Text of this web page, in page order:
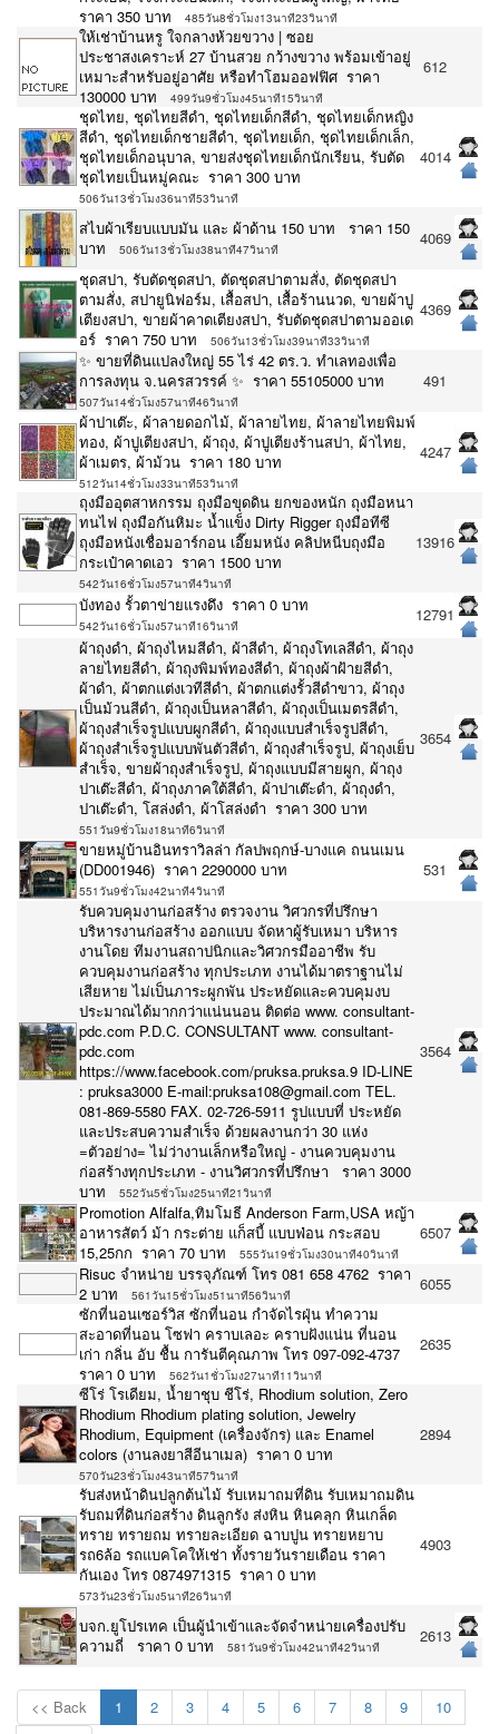
ราคา 350 บาท
485วัน8ชั่วโมง13นาที23วินาที
ให้เช่าบ้านหรู ใจกลางห้วยขวาง | ซอย
ประชาสงเคราะห์ 27 บ้านสวย กว้างขวาง พร้อมเข้าอยู่
เหมาะสำหรับอยู่อาศัย หรือทำโฮมออฟฟิศ ราคา
130000 บาท
499วัน9ชั่วโมง45นาที15วินาที
612
ชุดไทย, ชุดไทยสีดำ, ชุดไทยเด็กสีดำ, ชุดไทยเด็กหญิง
สีดำ, ชุดไทยเด็กชายสีดำ, ชุดไทยเด็ก, ชุดไทยเด็กเล็ก,
ชุดไทยเด็กอนุบาล, ขายส่งชุดไทยเด็กนักเรียน, รับตัด
ชุดไทยเป็นหมู่คณะ ราคา 300 บาท
506วัน13ชั่วโมง36นาที53วินาที
4014
สไบผ้าเรียบแบบมัน และ ผ้าด้าน 150 บาท ราคา 150
บาท
506วัน13ชั่วโมง38นาที47วินาที
4069
ชุดสปา, รับตัดชุดสปา, ตัดชุดสปาตามสั่ง, ตัดชุดสปา
ตามสั่ง, สปายูนิฟอร์ม, เสื้อสปา, เสื้อร้านนวด, ขายผ้าปู
เตียงสปา, ขายผ้าคาดเตียงสปา, รับตัดชุดสปาตามออเด
อร์ ราคา 750 บาท
506วัน13ชั่วโมง39นาที33วินาที
4369
✨ ขายที่ดินแปลงใหญ่ 55 ไร่ 42 ตร.ว. ทำเลทองเพื่อ
การลงทุน จ.นครสวรรค์ ✨ ราคา 55105000 บาท
507วัน14ชั่วโมง57นาที46วินาที
491
ผ้าปาเต๊ะ, ผ้าลายดอกไม้, ผ้าลายไทย, ผ้าลายไทยพิมพ์
ทอง, ผ้าปูเตียงสปา, ผ้าถุง, ผ้าปูเตียงร้านสปา, ผ้าไทย,
ผ้าเมตร, ผ้าม้วน ราคา 180 บาท
512วัน14ชั่วโมง33นาที53วินาที
4247
ถุงมืออุตสาหกรรม ถุงมือขุดดิน ยกของหนัก ถุงมือหนา
ทนไฟ ถุงมือกันหิมะ น้ำเเข็ง Dirty Rigger ถุงมือทีซี
ถุงมือหนังเชื่อมอาร์กอน เอี๊ยมหนัง คลิปหนีบถุงมือ
กระเป๋าคาดเอว ราคา 1500 บาท
542วัน16ชั่วโมง57นาที4วินาที
13916
บังทอง รั้วตาข่ายแรงดึง ราคา 0 บาท
542วัน16ชั่วโมง57นาที16วินาที
12791
ผ้าถุงดำ, ผ้าถุงไหมสีดำ, ผ้าสีดำ, ผ้าถุงโทเลสีดำ, ผ้าถุง
ลายไทยสีดำ, ผ้าถุงพิมพ์ทองสีดำ, ผ้าถุงผ้าฝ้ายสีดำ,
ผ้าดำ, ผ้าตกแต่งเวทีสีดำ, ผ้าตกแต่งรั้วสีดำขาว, ผ้าถุง
เป็นม้วนสีดำ, ผ้าถุงเป็นหลาสีดำ, ผ้าถุงเป็นเมตรสีดำ,
ผ้าถุงสำเร็จรูปแบบผูกสีดำ, ผ้าถุงแบบสำเร็จรูปสีดำ,
ผ้าถุงสำเร็จรูปแบบพันตัวสีดำ, ผ้าถุงสำเร็จรูป, ผ้าถุงเย็บ
สำเร็จ, ขายผ้าถุงสำเร็จรูป, ผ้าถุงแบบมีสายผูก, ผ้าถุง
ปาเต๊ะสีดำ, ผ้าถุงภาคใต้สีดำ, ผ้าปาเต๊ะดำ, ผ้าถุงดำ,
ปาเต๊ะดำ, โสล่งดำ, ผ้าโสล่งดำ ราคา 300 บาท
551วัน9ชั่วโมง18นาที6วินาที
3654
ขายหมู่บ้านอินทราวิลล่า กัลปพฤกษ์-บางแค ถนนเมน
(DD001946) ราคา 2290000 บาท
551วัน9ชั่วโมง42นาที4วินาที
531
รับควบคุมงานก่อสร้าง ตรวจงาน วิศวกรที่ปรึกษา
บริหารงานก่อสร้าง ออกแบบ จัดหาผู้รับเหมา บริหาร
งานโดย ทีมงานสถาปนิกและวิศวกรมืออาชีพ รับ
ควบคุมงานก่อสร้าง ทุกประเภท งานได้มาตราฐานไม่
เสียหาย ไม่เป็นภาระผูกพัน ประหยัดและควบคุมงบ
ประมาณได้มากกว่าแน่นนอน ติดต่อ www. consultant-
pdc.com P.D.C. CONSULTANT www. consultant-
pdc.com
https://www.facebook.com/pruksa.pruksa.9 ID-LINE
: pruksa3000 E-mail:pruksa108@gmail.com TEL.
081-869-5580 FAX. 02-726-5911 รูปแบบที่ ประหยัด
และประสบความสำเร็จ ด้วยผลงานกว่า 30 แห่ง
=ตัวอย่าง= ไม่ว่างานเล็กหรือใหญ่ - งานควบคุมงาน
ก่อสร้างทุกประเภท - งานวิศวกรที่ปรึกษา ราคา 3000
บาท
552วัน5ชั่วโมง25นาที21วินาที
3564
Promotion Alfalfa,ทิมโมธี Anderson Farm,USA หญ้า
อาหารสัตว์ ม้า กระต่าย แก็สบี้ แบบฟ่อน กระสอบ
15,25กก ราคา 70 บาท
555วัน19ชั่วโมง30นาที40วินาที
6507
Risuc จำหน่าย บรรจุภัณฑ์ โทร 081 658 4762 ราคา
2 บาท
561วัน15ชั่วโมง51นาที56วินาที
6055
ซักที่นอนเซอร์วิส ซักที่นอน กำจัดไรฝุ่น ทำความ
สะอาดที่นอน โซฟา คราบเลอะ คราบฝังแน่น‎ ที่นอน
เก่า กลิ่น อับ ชื้น การันตีคุณภาพ โทร 097-092-4737
ราคา 0 บาท
562วัน1ชั่วโมง27นาที11วินาที
2635
ซีโร่ โรเดียม, น้ำยาชุบ ชีโร่, Rhodium solution, Zero
Rhodium Rhodium plating solution, Jewelry
Rhodium, Equipment (เครื่องจักร) และ Enamel
colors (งานลงยาสีอีนาเมล) ราคา 0 บาท
570วัน23ชั่วโมง43นาที57วินาที
2894
รับส่งหน้าดินปลูกต้นไม้ รับเหมาถมที่ดิน รับเหมาถมดิน
รับถมที่ดินก่อสร้าง ดินลูกรัง ส่งหิน หินคลุก หินเกล็ด
ทราย ทรายถม ทรายละเอียด ฉาบปูน ทรายหยาบ
รถ6ล้อ รถแบคโคให้เช่า ทั้งรายวันรายเดือน ราคา
กันเอง โทร 0874971315 ราคา 0 บาท
573วัน23ชั่วโมง5นาที26วินาที
4903
บจก.ยูโปรเทค เป็นผู้นำเข้าและจัดจำหน่ายเครื่องปรับ
ความถี่ ราคา 0 บาท
581วัน9ชั่วโมง42นาที42วินาที
2613
<< Back 1 2 3 4 5 6 7 8 9
10